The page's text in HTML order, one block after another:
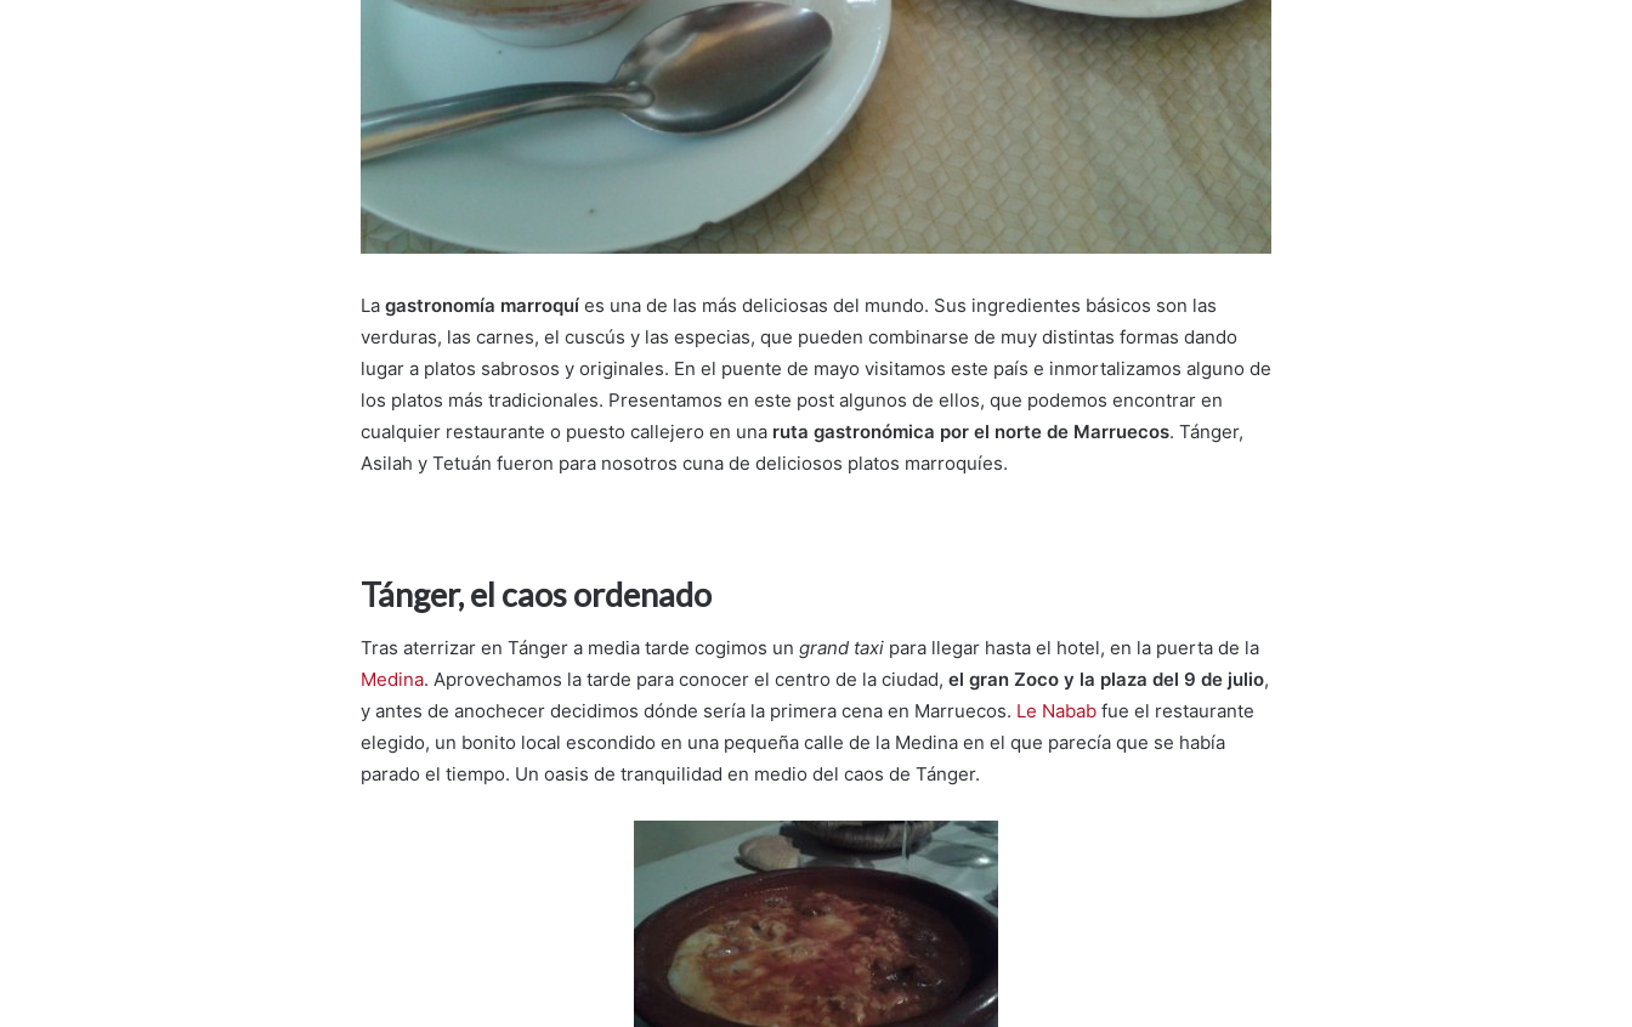
La gastronomía marroquí es una de las más deliciosas del mundo. Sus ingredientes básicos son las
verduras, las carnes, el cuscús y las especias, que pueden combinarse de muy distintas formas dando
lugar a platos sabrosos y originales. En el puente de mayo visitamos este país e inmortalizamos alguno de
los platos más tradicionales. Presentamos en este post algunos de ellos, que podemos encontrar en
cualquier restaurante o puesto callejero en una ruta gastronómica por el norte de Marruecos. Tánger,
Asilah y Tetuán fueron para nosotros cuna de deliciosos platos marroquíes.
Tánger, el caos ordenado
Tras aterrizar en Tánger a media tarde cogimos un grand taxi para llegar hasta el hotel, en la puerta de la
Medina. Aprovechamos la tarde para conocer el centro de la ciudad, el gran Zoco y la plaza del 9 de julio,
y antes de anochecer decidimos dónde sería la primera cena en Marruecos. Le Nabab fue el restaurante
elegido, un bonito local escondido en una pequeña calle de la Medina en el que parecía que se había
parado el tiempo. Un oasis de tranquilidad en medio del caos de Tánger.